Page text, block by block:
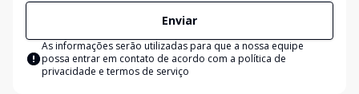
Enviar
As informações serão utilizadas para que a nossa equipe
possa entrar em contato de acordo com a política de
privacidade e termos de serviço